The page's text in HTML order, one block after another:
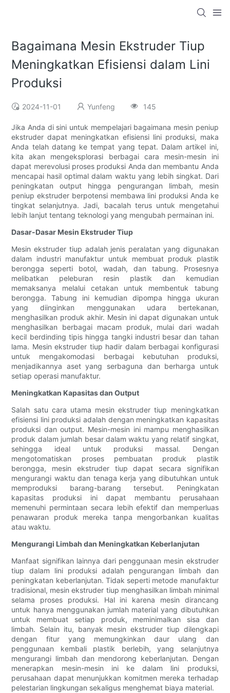
Bagaimana Mesin Ekstruder Tiup
Meningkatkan Efisiensi dalam Lini
Produksi
2024-11-01 Yunfeng 145
Jika Anda di sini untuk mempelajari bagaimana mesin peniup
ekstruder dapat meningkatkan efisiensi lini produksi, maka
Anda telah datang ke tempat yang tepat. Dalam artikel ini,
kita akan mengeksplorasi berbagai cara mesin-mesin ini
dapat merevolusi proses produksi Anda dan membantu Anda
mencapai hasil optimal dalam waktu yang lebih singkat. Dari
peningkatan output hingga pengurangan limbah, mesin
peniup ekstruder berpotensi membawa lini produksi Anda ke
tingkat selanjutnya. Jadi, bacalah terus untuk mengetahui
lebih lanjut tentang teknologi yang mengubah permainan ini.
Dasar-Dasar Mesin Ekstruder Tiup
Mesin ekstruder tiup adalah jenis peralatan yang digunakan
dalam industri manufaktur untuk membuat produk plastik
berongga seperti botol, wadah, dan tabung. Prosesnya
melibatkan peleburan resin plastik dan kemudian
memaksanya melalui cetakan untuk membentuk tabung
berongga. Tabung ini kemudian dipompa hingga ukuran
yang diinginkan menggunakan udara bertekanan,
menghasilkan produk akhir. Mesin ini dapat digunakan untuk
menghasilkan berbagai macam produk, mulai dari wadah
kecil berdinding tipis hingga tangki industri besar dan tahan
lama. Mesin ekstruder tiup hadir dalam berbagai konfigurasi
untuk mengakomodasi berbagai kebutuhan produksi,
menjadikannya aset yang serbaguna dan berharga untuk
setiap operasi manufaktur.
Meningkatkan Kapasitas dan Output
Salah satu cara utama mesin ekstruder tiup meningkatkan
efisiensi lini produksi adalah dengan meningkatkan kapasitas
produksi dan output. Mesin-mesin ini mampu menghasilkan
produk dalam jumlah besar dalam waktu yang relatif singkat,
sehingga ideal untuk produksi massal. Dengan
mengotomatiskan proses pembuatan produk plastik
berongga, mesin ekstruder tiup dapat secara signifikan
mengurangi waktu dan tenaga kerja yang dibutuhkan untuk
memproduksi barang-barang tersebut. Peningkatan
kapasitas produksi ini dapat membantu perusahaan
memenuhi permintaan secara lebih efektif dan memperluas
penawaran produk mereka tanpa mengorbankan kualitas
atau waktu.
Mengurangi Limbah dan Meningkatkan Keberlanjutan
Manfaat signifikan lainnya dari penggunaan mesin ekstruder
tiup dalam lini produksi adalah pengurangan limbah dan
peningkatan keberlanjutan. Tidak seperti metode manufaktur
tradisional, mesin ekstruder tiup menghasilkan limbah minimal
selama proses produksi. Hal ini karena mesin dirancang
untuk hanya menggunakan jumlah material yang dibutuhkan
untuk membuat setiap produk, meminimalkan sisa dan
limbah. Selain itu, banyak mesin ekstruder tiup dilengkapi
dengan fitur yang memungkinkan daur ulang dan
penggunaan kembali plastik berlebih, yang selanjutnya
mengurangi limbah dan mendorong keberlanjutan. Dengan
menerapkan mesin-mesin ini ke dalam lini produksi,
perusahaan dapat menunjukkan komitmen mereka terhadap
pelestarian lingkungan sekaligus menghemat biaya material.